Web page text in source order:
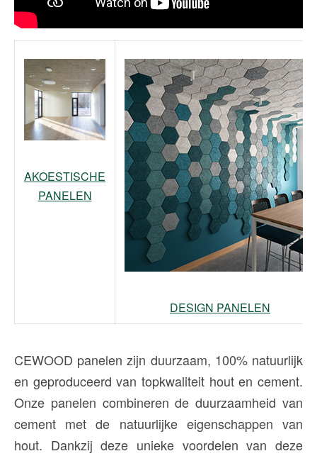
AKOESTISCHE
PANELEN
DESIGN PANELEN
CEWOOD panelen zijn duurzaam, 100% natuurlijk
en geproduceerd van topkwaliteit hout en cement.
Onze panelen combineren de duurzaamheid van
cement met de natuurlijke eigenschappen van
hout. Dankzij deze unieke voordelen van deze